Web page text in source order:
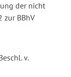
der nicht
BBhV
v.